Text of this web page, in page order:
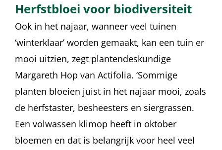
Herfstbloei voor biodiversiteit
Ook in het najaar, wanneer veel tuinen
‘winterklaar’ worden gemaakt, kan een tuin er
mooi uitzien, zegt plantendeskundige
Margareth Hop van Actifolia. ‘Sommige
planten bloeien juist in het najaar mooi, zoals
de herfstaster, besheesters en siergrassen.
Een volwassen klimop heeft in oktober
bloemen en dat is belangrijk voor heel veel